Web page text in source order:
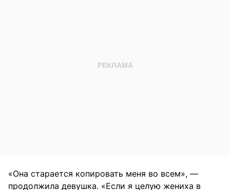
«Она старается копировать меня во всем», —
продолжила девушка. «Если я целую жениха в